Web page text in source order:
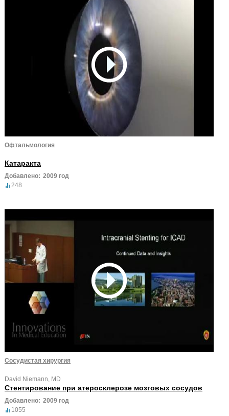
Офтальмология
Катаракта
Добавлено: 2009 год
248
Сосудистая хирургия
David Niemann, MD
Стентирование при атеросклерозе мозговых сосудов
Добавлено: 2009 год
1055